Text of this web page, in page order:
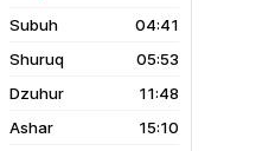
04:41
05:53
11:48
15:10